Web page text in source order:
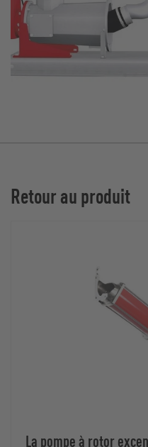
Retour au produit
La pompe à rotor